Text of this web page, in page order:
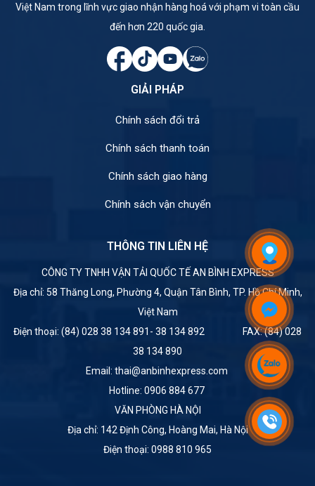
Việt Nam trong lĩnh vực giao nhận hàng hoá với phạm vi toàn cầu
đến hơn 220 quốc gia.
GIẢI PHÁP
Chính sách đổi trả
Chính sách thanh toán
Chính sách giao hàng
Chính sách vận chuyển
THÔNG TIN LIÊN HỆ
CÔNG TY TNHH VẬN TẢI QUỐC TẾ AN BÌNH EXPRESS
Địa chỉ: 58 Thăng Long, Phường 4, Quận Tân Bình, TP. Hồ Chí Minh,
Việt Nam
Điện thoại: (84) 028 38 134 891- 38 134 892 FAX: (84) 028
38 134 890
Email: thai@anbinhexpress.com
Hotline: 0906 884 677
VĂN PHÒNG HÀ NỘI
Địa chỉ: 142 Định Công, Hoàng Mai, Hà Nội
Điện thoại: 0988 810 965